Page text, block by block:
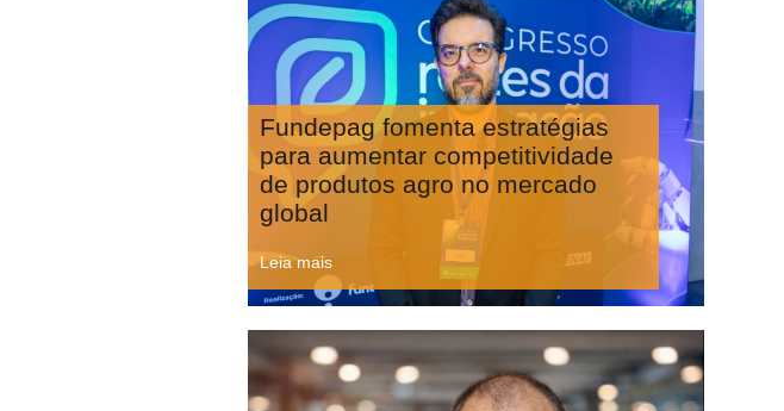
Fundepag fomenta estratégias
para aumentar competitividade
de produtos agro no mercado
global
Leia mais